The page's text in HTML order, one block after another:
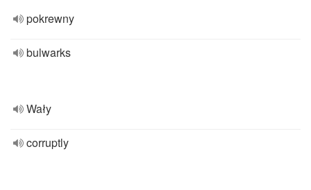
pokrewny
bulwarks
Wały
corruptly